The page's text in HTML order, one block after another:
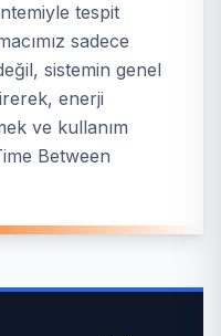
tespit
sadece
sistemin genel
enerji
ve kullanım
Between